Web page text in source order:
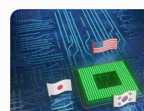
professor at Tufts University, emphasized
lies in technological superiority, not just
argues that while nations worldwide
semiconductor manufacturing, this
success or failure of any semiconductors,
chip companies, is primarily decided not by
receive, but rather by clever technology,"
that in the memory chip space, Samsung
biggest player, but over the last year, SK
producing the most advanced type of